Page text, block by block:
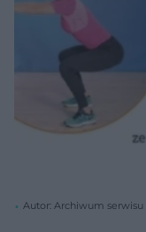
Autor: Archiwum serwisu